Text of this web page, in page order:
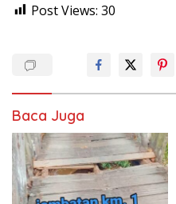
Post Views: 30
Baca Juga